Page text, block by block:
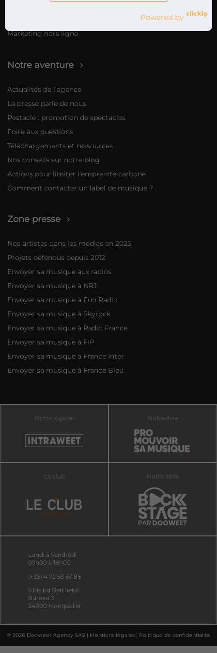
Marketing hors ligne
Notre aventure
Actualités de l’agence
La presse parle de nous
Pestacle : promotion de spectacles
Foire aux questions
Téléchargements et ressources
Nos conseils sur notre blog
Actions pour limiter l’empreinte carbone
Comment contacter un label de musique ?
Zone presse
Nos artistes dans les médias en 2025
Projets défendus depuis 2012
Envoyer sa musique aux radios
Envoyer sa musique à NRJ
Envoyer sa musique à Fun Radio
Envoyer sa musique à Skyrock
Envoyer sa musique à Radio France
Envoyer sa musique à FIP
Envoyer sa musique à France Inter
Envoyer sa musique à France Bleu
Notre logiciel Notre livre
Le club Notre série
Lundi à Vendredi
09h00 à 18h00
(+33) 4 72 53 57 86
6 bis bd Berthelot
Bureau 3
34000 Montpellier
© 2026 Dooweet Agency SAS | Mentions légales | Politique de confidentialité
Powered by